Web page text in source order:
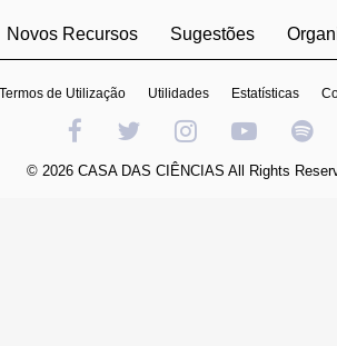
Novos Recursos Sugestões
Termos de Utilização Utilidades Estatísticas
© 2026 CASA DAS CIÊNCIAS All Rights